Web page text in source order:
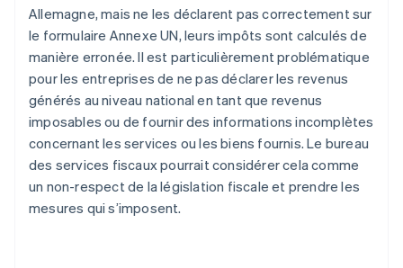
Allemagne, mais ne les déclarent pas correctement sur
le formulaire Annexe UN, leurs impôts sont calculés de
manière erronée. Il est particulièrement problématique
pour les entreprises de ne pas déclarer les revenus
générés au niveau national en tant que revenus
imposables ou de fournir des informations incomplètes
concernant les services ou les biens fournis. Le bureau
des services fiscaux pourrait considérer cela comme
un non-respect de la législation fiscale et prendre les
mesures qui s’imposent.